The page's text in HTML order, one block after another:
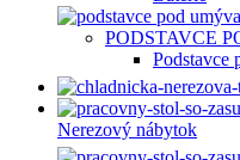
PODSTAVCE
Podstavce
Nerezový nábytok